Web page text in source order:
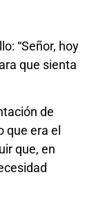
“Señor, hoy
que sienta
de
que era el
que, en